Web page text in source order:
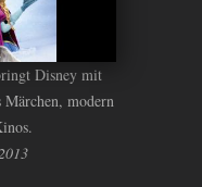
Disney mit
modern